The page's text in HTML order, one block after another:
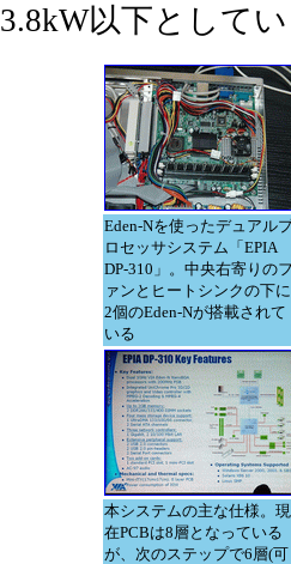
3.8kW以下として
Eden-Nを使ったデュアル
ロセッサシステム「EPIA
DP-310」。中央右寄りの
ァンとヒートシンクの下に
2個のEden-Nが搭載されて
いる
本システムの主な仕様。現
在PCBは8層となっている
が、次のステップで6層(可